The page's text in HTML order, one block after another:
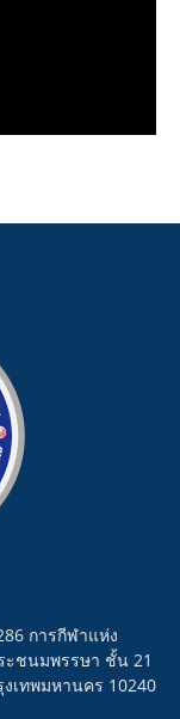
การกีฬาแห่ง
ะชนมพรรษา ชั้น 21
เทพมหานคร 10240